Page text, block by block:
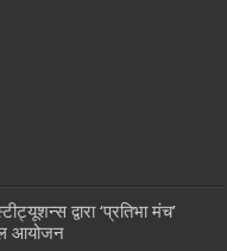
द्वारा ‘प्रतिभा मंच’
आयोजन